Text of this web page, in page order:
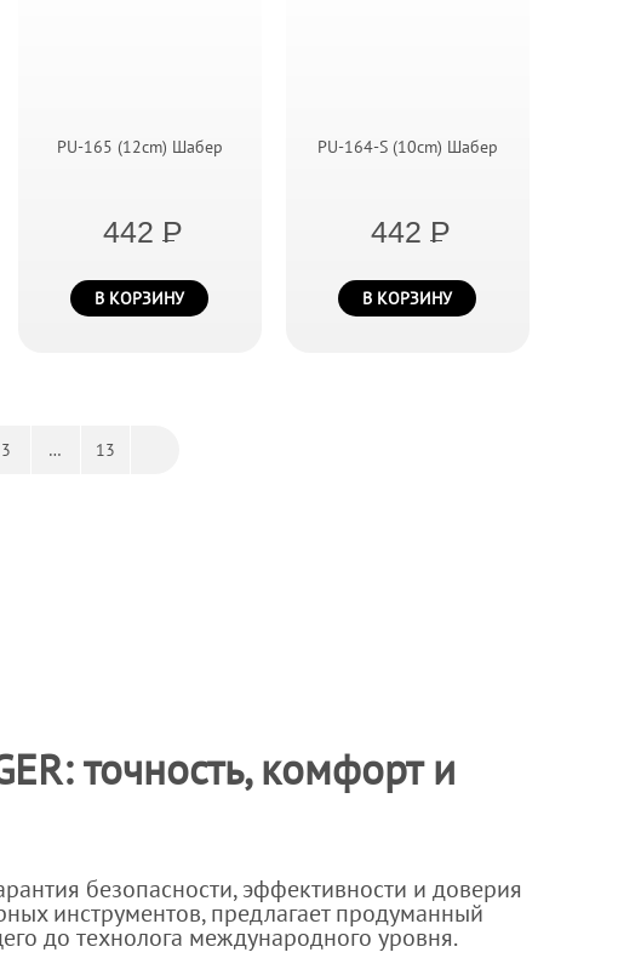
PU-165 (12cm) Шабер
442 P
В КОРЗИНУ
PU-164-S (10cm) Шабер
442 P
В КОРЗИНУ
3 … 13
точность, комфорт и
безопасности, эффективности и доверия
инструментов, предлагает продуманный
до технолога международного уровня.